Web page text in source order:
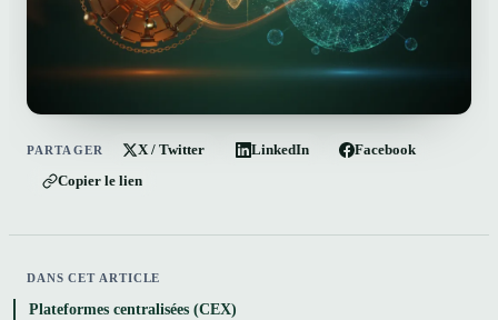
PARTAGER X / Twitter LinkedIn Facebook
Copier le lien
DANS CET ARTICLE
Plateformes centralisées (CEX)